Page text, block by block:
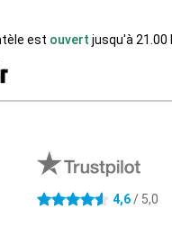
est ouvert jusqu'à 21.00
4.6 étoiles 4,6/ 5,0